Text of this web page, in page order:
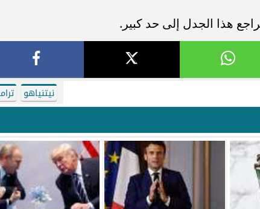
نيتنياهو